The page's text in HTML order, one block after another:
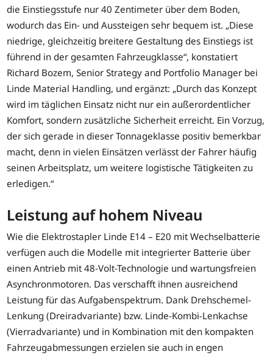
die Einstiegsstufe nur 40 Zentimeter über dem Boden,
wodurch das Ein- und Aussteigen sehr bequem ist. „Diese
niedrige, gleichzeitig breitere Gestaltung des Einstiegs ist
führend in der gesamten Fahrzeugklasse“, konstatiert
Richard Bozem, Senior Strategy and Portfolio Manager bei
Linde Material Handling, und ergänzt: „Durch das Konzept
wird im täglichen Einsatz nicht nur ein außerordentlicher
Komfort, sondern zusätzliche Sicherheit erreicht. Ein Vorzug,
der sich gerade in dieser Tonnageklasse positiv bemerkbar
macht, denn in vielen Einsätzen verlässt der Fahrer häufig
seinen Arbeitsplatz, um weitere logistische Tätigkeiten zu
erledigen.“
Leistung auf hohem Niveau
Wie die Elektrostapler Linde E14 – E20 mit Wechselbatterie
verfügen auch die Modelle mit integrierter Batterie über
einen Antrieb mit 48-Volt-Technologie und wartungsfreien
Asynchronmotoren. Das verschafft ihnen ausreichend
Leistung für das Aufgabenspektrum. Dank Drehschemel-
Lenkung (Dreiradvariante) bzw. Linde-Kombi-Lenkachse
(Vierradvariante) und in Kombination mit den kompakten
Fahrzeugabmessungen erzielen sie auch in engen